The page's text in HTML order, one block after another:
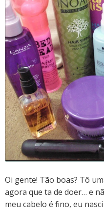
Oi gente! Tão boas? Tô
agora que ta de doer… e
meu cabelo é fino, eu